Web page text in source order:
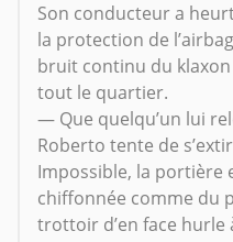
Son conducteur a
la protection de
bruit continu du
tout le quartier.
— Que quelqu’un lui
Roberto tente de
Impossible, la portière
chiffonnée comme du
trottoir d’en face hurle